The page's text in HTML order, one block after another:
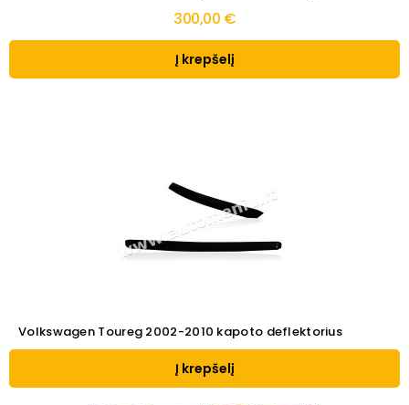
300,00 €
Į krepšelį
Volkswagen Toureg 2002-2010 kapoto deflektorius
Į krepšelį